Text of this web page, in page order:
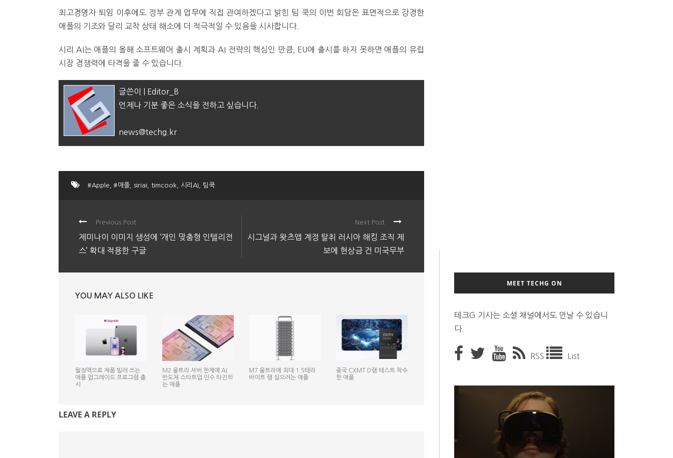
최고경영자 퇴임 이후에도 정부 관계 업무에 직접 관여하겠다고 밝힌 팀 쿡의 이번 회담은 표면적으로 강경한
애플의 기조와 달리 교착 상태 해소에 더 적극적일 수 있음을 시사합니다.
시리 AI는 애플의 올해 소프트웨어 출시 계획과 AI 전략의 핵심인 만큼, EU에 출시를 하지 못하면 애플의 유럽
시장 경쟁력에 타격을 줄 수 있습니다.
글쓴이 | Editor_B
언제나 기분 좋은 소식을 전하고 싶습니다.
news@techg.kr
#Apple #애플 siriai timcook 시리AI 팀쿡
Previous Post
제미나이 이미지 생성에 ‘개인 맞춤형 인텔리전
스’ 확대 적용한 구글
Next Post
시그널과 왓츠앱 계정 탈취 러시아 해킹 조직 제
보에 현상금 건 미국무부
YOU MAY ALSO LIKE
월정액으로 제품 빌려 쓰는
애플 업그레이드 프로그램 출
시
M2 울트라 서버 한계에 AI
반도체 스타트업 인수 타진하
는 애플
M7 울트라에 최대 1.5테라
바이트 램 실으려는 애플
중국 CXMT D램 테스트 착수
한 애플
LEAVE A REPLY
MEET TECHG ON
테크G 기사는 소셜 채널에서도 만날 수 있습니
다.
RSS List